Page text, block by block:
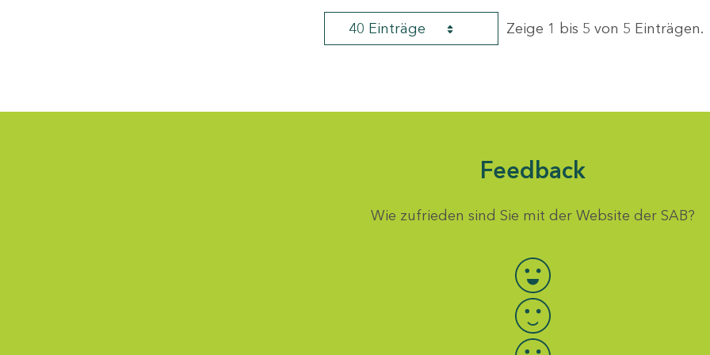
40 Einträge Zeige 1 bis 5 von 5 Einträgen.
Feedback
Wie zufrieden sind Sie mit der Website der SAB?
Bewertung auswählen